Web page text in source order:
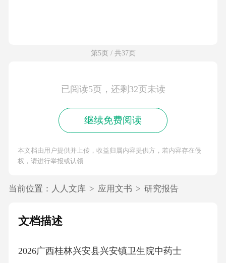
第5页 / 共37页
已阅读5页，还剩32页未读
继续免费阅读
本文档由用户提供并上传，收益归属内容提供方，若内容存在侵
权，请进行举报或认领
当前位置： 人人文库 > 应用文书 > 研究报告
文档描述
2026广西桂林兴安县兴安镇卫生院中药士